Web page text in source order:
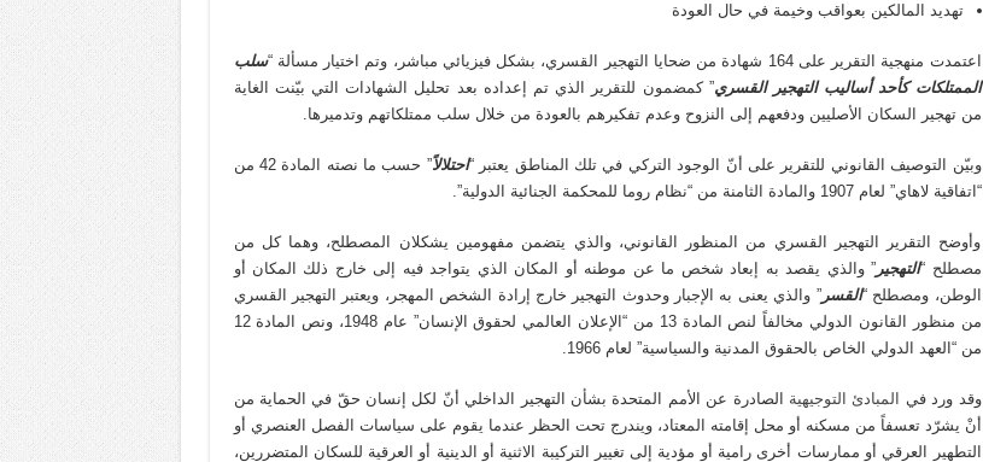
تهديد المالكين بعواقب وخيمة في حال العودة
اعتمدت منهجية التقرير على 164 شهادة من ضحايا التهجير القسري، بشكل فيزيائي مباشر، وتم اختيار مسألة “
سلب
الممتلكات كأحد أساليب التهجير القسري” كمضمون للتقرير الذي تم إعداده بعد تحليل الشهادات التي بيّنت الغاية
من تهجير السكان الأصليين ودفعهم إلى النزوح وعدم تفكيرهم بالعودة من خلال سلب ممتلكاتهم وتدميرها.
وبيّن التوصيف القانوني للتقرير على أنّ الوجود التركي في تلك المناطق يعتبر “احتلالاً
” حسب ما نصته المادة 42 من
“اتفاقية لاهاي” لعام 1907 والمادة الثامنة من “نظام روما للمحكمة الجنائية الدولية”.
وأوضح التقرير التهجير القسري من المنظور القانوني، والذي يتضمن مفهومين يشكلان المصطلح، وهما كل من
مصطلح “التهجير ” والذي يقصد به إبعاد شخص ما عن موطنه أو المكان الذي يتواجد فيه إلى خارج ذلك المكان أو
الوطن، ومصطلح “القسر” والذي يعنى به الإجبار وحدوث التهجير خارج إرادة الشخص المهجر، ويعتبر التهجير القسري
من منظور القانون الدولي مخالفاً لنص المادة 13 من “الإعلان العالمي لحقوق الإنسان” عام 1948، ونص المادة 12
من “العهد الدولي الخاص بالحقوق المدنية والسياسية” لعام 1966.
وقد ورد في المبادئ التوجيهية الصادرة عن الأمم المتحدة بشأن التهجير الداخلي أنّ لكل إنسان حقّ في الحماية من
أنْ يشرّد تعسفاً من مسكنه أو محل إقامته المعتاد، ويندرج تحت الحظر عندما يقوم على سياسات الفصل العنصري أو
التطهير العرقي أو ممارسات أخرى رامية أو مؤدية إلى تغيير التركيبة الاثنية أو الدينية أو العرقية للسكان المتضررين،